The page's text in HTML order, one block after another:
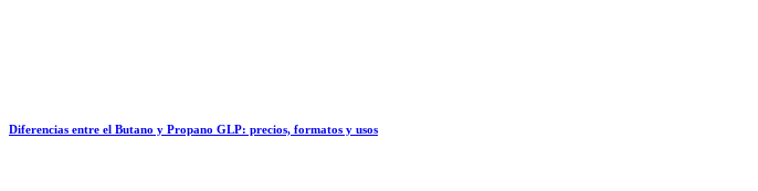
Diferencias entre el Butano y Propano GLP: precios, formatos y usos